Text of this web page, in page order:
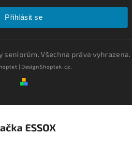
Přihlásit se
seniorům. Všechna práva vyhrazena.
| DesignShoptak.cz.
ESSOX